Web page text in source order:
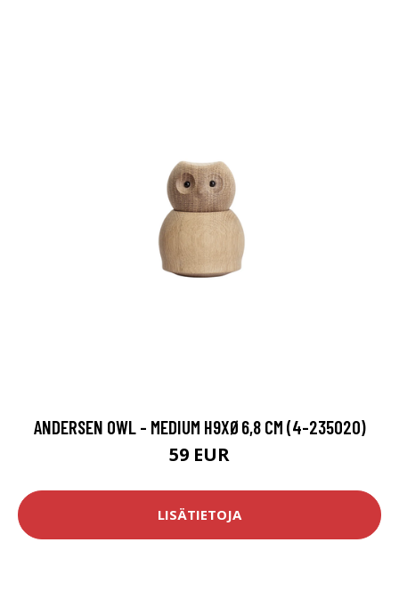
ANDERSEN OWL - MEDIUM H9XØ6,8 CM (4-235020)
59 EUR
LISÄTIETOJA